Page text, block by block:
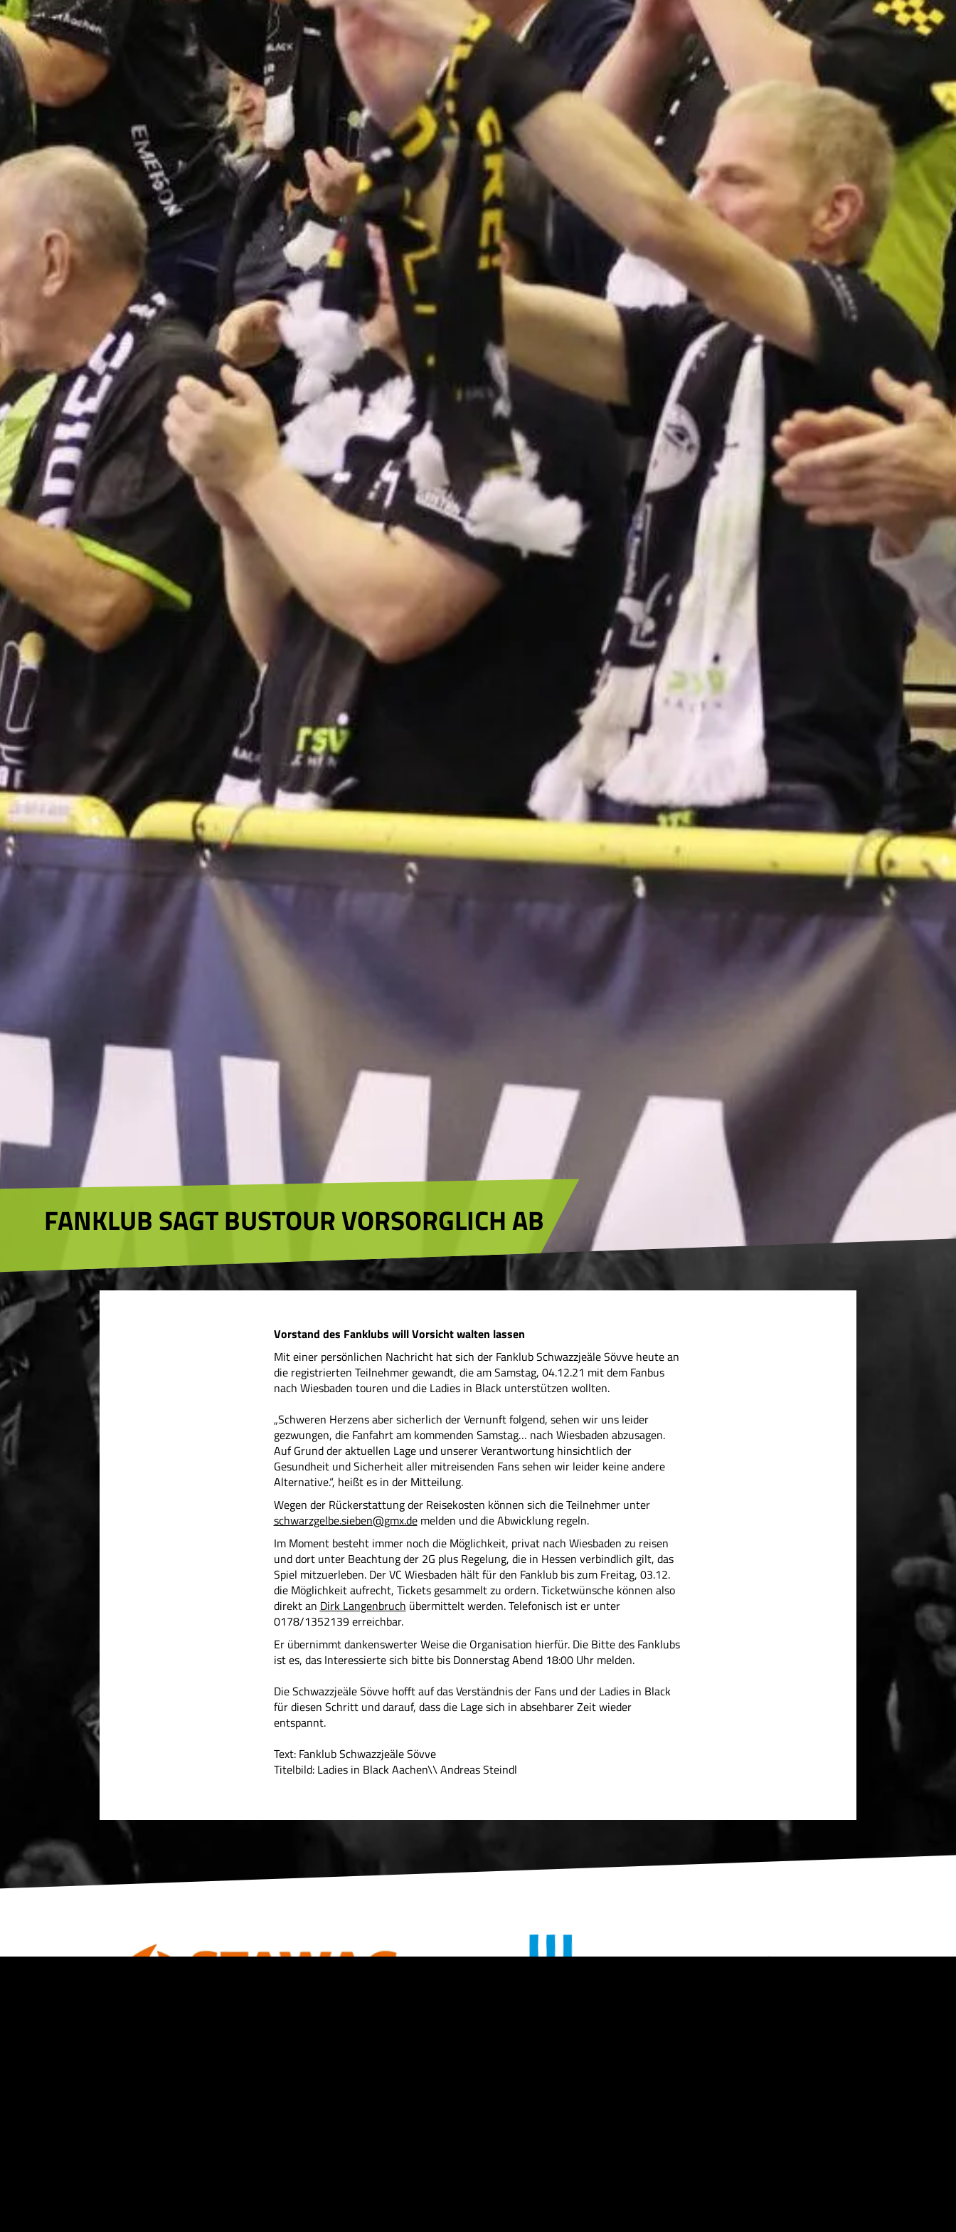
FANKLUB SAGT BUSTOUR VORSORGLICH AB
Vorstand des Fanklubs will Vorsicht walten lassen
Mit einer persönlichen Nachricht hat sich der Fanklub Schwazzjeäle Sövve heute an
die registrierten Teilnehmer gewandt, die am Samstag, 04.12.21 mit dem Fanbus
nach Wiesbaden touren und die Ladies in Black unterstützen wollten.
„Schweren Herzens aber sicherlich der Vernunft folgend, sehen wir uns leider
gezwungen, die Fanfahrt am kommenden Samstag… nach Wiesbaden abzusagen.
Auf Grund der aktuellen Lage und unserer Verantwortung hinsichtlich der
Gesundheit und Sicherheit aller mitreisenden Fans sehen wir leider keine andere
Alternative.“, heißt es in der Mitteilung.
Wegen der Rückerstattung der Reisekosten können sich die Teilnehmer unter
schwarzgelbe.sieben@gmx.demelden und die Abwicklung regeln.
Im Moment besteht immer noch die Möglichkeit, privat nach Wiesbaden zu reisen
und dort unter Beachtung der 2G plus Regelung, die in Hessen verbindlich gilt, das
Spiel mitzuerleben. Der VC Wiesbaden hält für den Fanklub bis zum Freitag, 03.12.
die Möglichkeit aufrecht, Tickets gesammelt zu ordern. Ticketwünsche können also
direkt an Dirk Langenbruch übermittelt werden. Telefonisch ist er unter
0178/1352139 erreichbar.
Er übernimmt dankenswerter Weise die Organisation hierfür. Die Bitte des Fanklubs
ist es, das Interessierte sich bitte bis Donnerstag Abend 18:00 Uhr melden.
Die Schwazzjeäle Sövve hofft auf das Verständnis der Fans und der Ladies in Black
für diesen Schritt und darauf, dass die Lage sich in absehbarer Zeit wieder
entspannt.
Text: Fanklub Schwazzjeäle Sövve
Titelbild: Ladies in Black Aachen\\ Andreas Steindl